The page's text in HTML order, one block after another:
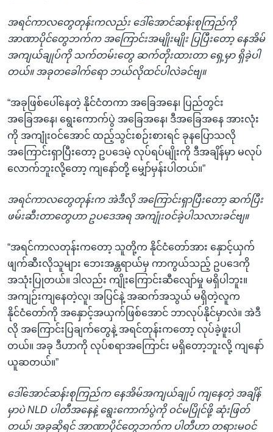
အရင်ကာလတွေတုန်းကလည်း ဒေါ်အောင်ဆန်းစုကြည်ကို
အာဏာပိုင်တွေဘက်က အကြောင်းအမျိုးမျိုး ပြပြီးတော့ နေအိမ်
အကျယ်ချုပ်ကို သက်တမ်းတွေ ဆက်တိုးထားတာ ရှေ့မှာ ရှိခဲ့ပါ
တယ်။ အခုတခေါက်ရော ဘယ်လိုထင်ပါလဲခင်ဗျ။
“အခုဖြစ်ပေါ်နေတဲ့ နိုင်ငံတကာ အခြေအနေ၊ ပြည်တွင်း
အခြေအနေ၊ ရွေးကောက်ပွဲ အခြေအနေ၊ ဒီအခြေအနေ အားလုံး
ကို အကျုံးဝင်အောင် ထည့်သွင်းစဉ်းစားရင် ခုနပြောသလို
အကြောင်းရှာပြီးတော့ ဥပဒေမဲ့ လုပ်ရပ်မျိုးကို ဒီအချိန်မှာ မလုပ်
လောက်ဘူးလို့တော့ ကျနော်တို့ မျှော်မှန်းပါတယ်။”
အရင်ကာလတွေတုန်းက အဲဒီလို အကြောင်းရှာပြီးတော့ ဆက်ပြီး
ဖမ်းဆီးတာတွေဟာ ဥပဒေအရ အကျုံးဝင်ခဲ့ပါသလားခင်ဗျ။
“အရင်ကာလတုန်းကတော့ သူတို့က နိုင်ငံတော်အား နှောင့်ယှက်
ဖျက်ဆီးလိုသူများ ဘေးအန္တရာယ်မှ ကာကွယ်သည့် ဥပဒေကို
အသုံးပြုတယ်။ ဒါလည်း ကျိုးကြောင်းဆီလျော်မှု မရှိပါဘူး။
အကျဉ်းကျနေတဲ့လူ၊ အပြင်နဲ့ အဆက်အသွယ် မရှိတဲ့လူက
နိုင်ငံတော်ကို အနှောင့်အယှက်ဖြစ်အောင် ဘာလုပ်နိုင်မှာလဲ။ အဲဒီ
လို အကြောင်းပြချက်တွေနဲ့ အရင်တုန်းကတော့ လုပ်ခဲ့ဖူးပါ
တယ်။ အခု ဒီဟာကို လုပ်စရာအကြောင်း မရှိတော့ဘူးလို့ ကျနော်
ယူဆတယ်။”
ဒေါ်အောင်ဆန်းစုကြည်က နေအိမ်အကျယ်ချုပ် ကျနေတဲ့ အချိန်
မှာပဲ NLD ပါတီအနေနဲ့ ရွေးကောက်ပွဲကို ဝင်မပြိုင်ဖို့ ဆုံးဖြတ်
တယ်၊ အခုဆိုရင် အာဏာပိုင်တွေဘက်က ပါတီဟာ တရားမဝင်